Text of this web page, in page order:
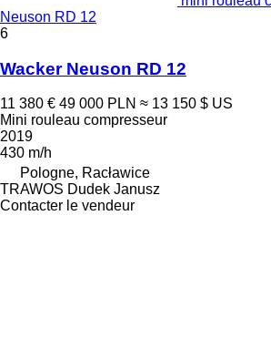
Neuson RD 12
6
Wacker Neuson RD 12
11 380 € 49 000 PLN ≈ 13 150 $ US
Mini rouleau compresseur
2019
430 m/h
Pologne, Racławice
TRAWOS Dudek Janusz
Contacter le vendeur